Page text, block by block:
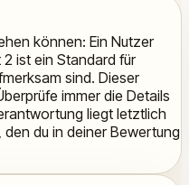
können: Ein Nutzer
ist ein Standard für
sind. Dieser
immer die Details
liegt letztlich
du in deiner Bewertung